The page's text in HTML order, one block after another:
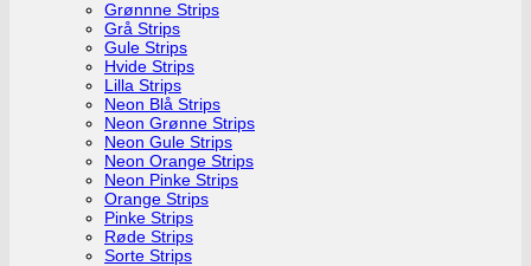
Grønnne Strips
Grå Strips
Gule Strips
Hvide Strips
Lilla Strips
Neon Blå Strips
Neon Grønne Strips
Neon Gule Strips
Neon Orange Strips
Neon Pinke Strips
Orange Strips
Pinke Strips
Røde Strips
Sorte Strips